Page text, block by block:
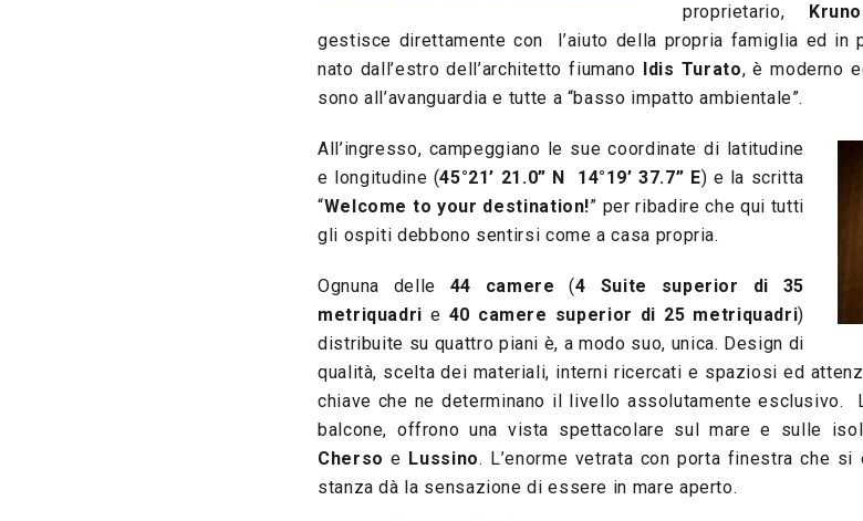
proprietario,
gestisce direttamente con l’aiuto della propria famiglia ed in
nato dall’estro dell’architetto fiumano
Idis Turato, è moderno
sono all’avanguardia e tutte a “basso impatto ambientale”.
All’ingresso, campeggiano le sue coordinate di latitudine
e longitudine (45°21’ 21.0” N 14°19’ 37.7” E) e la scritta
“Welcome to your destination!” per ribadire che qui tutti
gli ospiti debbono sentirsi come a casa propria.
Ognuna delle 44 camere (4 Suite superior di 35
metriquadri e 40 camere superior di 25 metriquadri)
distribuite su quattro piani è, a modo suo, unica. Design di
qualità, scelta dei materiali, interni ricercati e spaziosi ed
chiave che ne determinano il livello assolutamente esclusivo.
balcone, offrono una vista spettacolare sul mare e sulle
Cherso e Lussino. L’enorme vetrata con porta finestra che
stanza dà la sensazione di essere in mare aperto.